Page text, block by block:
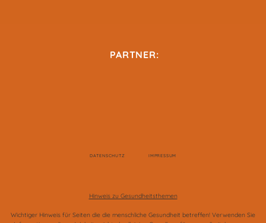
PARTNER:
DATENSCHUTZ IMPRESSUM
Hinweis zu Gesundheitsthemen
Wichtiger Hinweis für Seiten die die menschliche Gesundheit betreffen! Verwenden Sie